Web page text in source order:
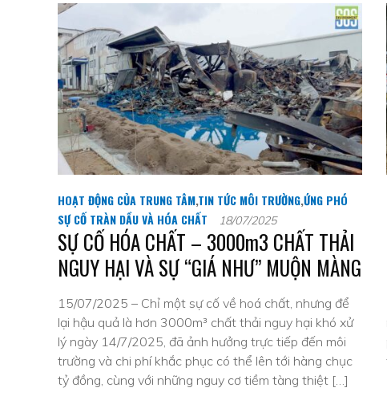
HOẠT ĐỘNG CỦA TRUNG TÂM,TIN TỨC MÔI TRƯỜNG,ỨNG PHÓ
SỰ CỐ TRÀN DẦU VÀ HÓA CHẤT
18/07/2025
SỰ CỐ HÓA CHẤT – 3000m3 CHẤT THẢI
NGUY HẠI VÀ SỰ “GIÁ NHƯ” MUỘN MÀNG
15/07/2025 – Chỉ một sự cố về hoá chất, nhưng để
lại hậu quả là hơn 3000m³ chất thải nguy hại khó xử
lý ngày 14/7/2025, đã ảnh hưởng trực tiếp đến môi
trường và chi phí khắc phục có thể lên tới hàng chục
tỷ đồng, cùng với những nguy cơ tiềm tàng thiệt […]